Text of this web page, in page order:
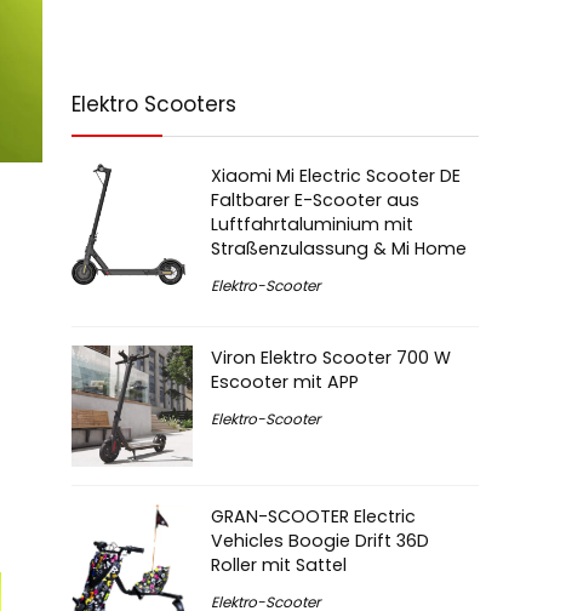
Elektro Scooters
Xiaomi Mi Electric Scooter DE
Faltbarer E-Scooter aus
Luftfahrtaluminium mit
Straßenzulassung & Mi Home
Elektro-Scooter
Viron Elektro Scooter 700 W
Escooter mit APP
Elektro-Scooter
GRAN-SCOOTER Electric
Vehicles Boogie Drift 36D
Roller mit Sattel
Elektro-Scooter